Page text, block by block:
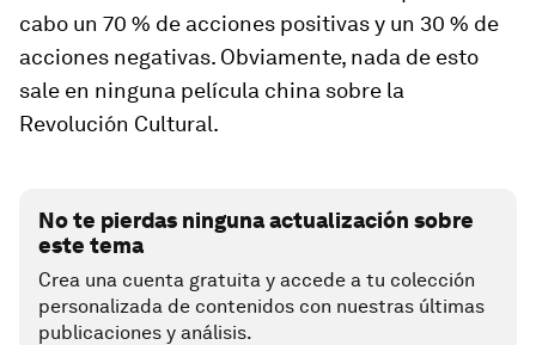
cabo un 70 % de acciones positivas y un 30 % de
acciones negativas. Obviamente, nada de esto
sale en ninguna película china sobre la
Revolución Cultural.
No te pierdas ninguna actualización sobre
este tema
Crea una cuenta gratuita y accede a tu colección
personalizada de contenidos con nuestras últimas
publicaciones y análisis.